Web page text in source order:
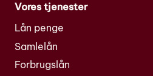
Vores tjenester
Lån penge
Samlelån
Forbrugslån